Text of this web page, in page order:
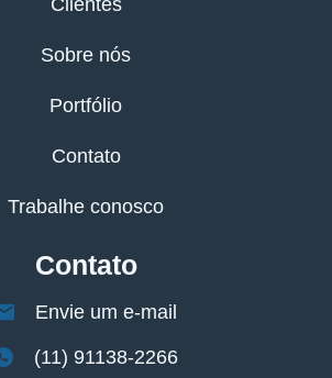
Sobre nós
Portfólio
Contato
Trabalhe conosco
Contato
Envie um e-mail
(11) 91138-2266